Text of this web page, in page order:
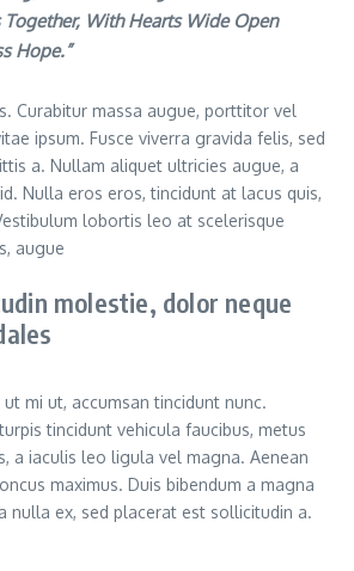
With Hearts Wide Open
Hope.”
Curabitur massa augue, porttitor vel
ipsum. Fusce viverra gravida felis, sed
a. Nullam aliquet ultricies augue, a
Nulla eros eros, tincidunt at lacus quis,
lobortis leo at scelerisque
augue
molestie, dolor neque
mi ut, accumsan tincidunt nunc.
tincidunt vehicula faucibus, metus
a iaculis leo ligula vel magna. Aenean
maximus. Duis bibendum a magna
nulla ex, sed placerat est sollicitudin a.